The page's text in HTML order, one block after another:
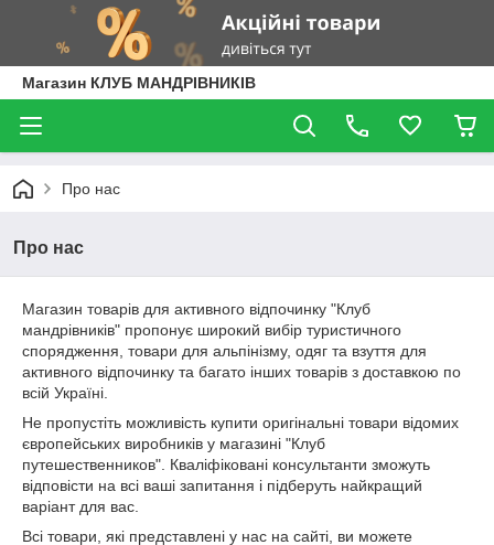
Магазин КЛУБ МАНДРІВНИКІВ
Про нас
Про нас
Магазин товарів для активного відпочинку "Клуб
мандрівників" пропонує широкий вибір туристичного
спорядження, товари для альпінізму, одяг та взуття для
активного відпочинку та багато інших товарів з доставкою по
всій Україні.
Не пропустіть можливість купити оригінальні товари відомих
європейських виробників у магазині "Клуб
путешественников". Кваліфіковані консультанти зможуть
відповісти на всі ваші запитання і підберуть найкращий
варіант для вас.
Всі товари, які представлені у нас на сайті, ви можете